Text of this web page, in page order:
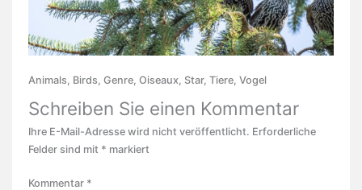
Animals, Birds, Genre, Oiseaux, Star, Tiere, Vogel
Schreiben Sie einen Kommentar
Ihre E-Mail-Adresse wird nicht veröffentlicht. Erforderliche
Felder sind mit * markiert
Kommentar *